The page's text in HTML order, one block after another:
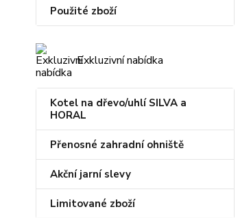
Použité zboží
Exkluzivní nabídka
Kotel na dřevo/uhlí SILVA a
HORAL
Přenosné zahradní ohniště
Akční jarní slevy
Limitované zboží